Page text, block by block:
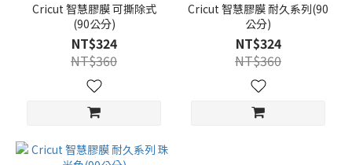
Cricut 智慧膠膜 可撕除式
(90公分)
NT$324
NT$360
Cricut 智慧膠膜 耐久系列(90
公分)
NT$324
NT$360